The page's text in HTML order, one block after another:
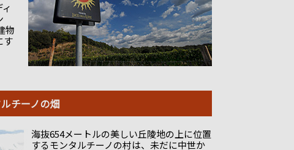
物
す
チーノの畑
海抜654メートルの美しい丘陵地の上に位置
するモンタルチーノの村は、未だに中世か